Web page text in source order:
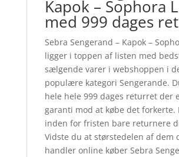
Kapok – Sophora
med 999 dages
Sebra Sengerand – Kapok –
ligger i toppen af listen med
sælgende varer i webshoppen i
populære kategori Sengerande.
hele hele 999 dages returret der
garanti mod at købe det forkerte.
inden for fristen bare returnere
Vidste du at størstedelen af dem
handler online køber Sebra